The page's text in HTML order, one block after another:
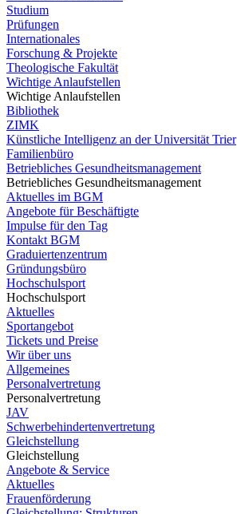
Studium
Prüfungen
Internationales
Forschung & Projekte
Theologische Fakultät
Wichtige Anlaufstellen
Wichtige Anlaufstellen
Bibliothek
ZIMK
Künstliche Intelligenz an der Universität Trier
Familienbüro
Betriebliches Gesundheitsmanagement
Betriebliches Gesundheitsmanagement
Aktuelles im BGM
Angebote für Beschäftigte
Impulse für den Tag
Kontakt BGM
Graduiertenzentrum
Gründungsbüro
Hochschulsport
Hochschulsport
Aktuelles
Sportangebot
Tickets und Preise
Wir über uns
Allgemeines
Personalvertretung
Personalvertretung
JAV
Schwerbehindertenvertretung
Gleichstellung
Gleichstellung
Angebote & Service
Aktuelles
Frauenförderung